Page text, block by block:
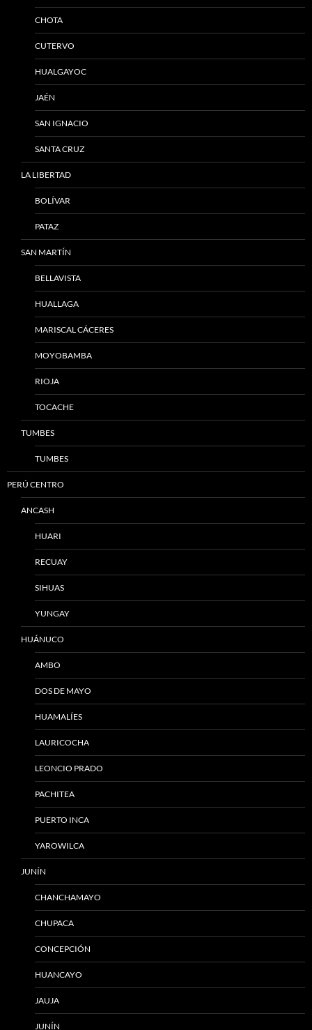
CHOTA
CUTERVO
HUALGAYOC
JAÉN
SAN IGNACIO
SANTA CRUZ
LA LIBERTAD
BOLÍVAR
PATAZ
SAN MARTÍN
BELLAVISTA
HUALLAGA
MARISCAL CÁCERES
MOYOBAMBA
RIOJA
TOCACHE
TUMBES
TUMBES
PERÚ CENTRO
ANCASH
HUARI
RECUAY
SIHUAS
YUNGAY
HUÁNUCO
AMBO
DOS DE MAYO
HUAMALÍES
LAURICOCHA
LEONCIO PRADO
PACHITEA
PUERTO INCA
YAROWILCA
JUNÍN
CHANCHAMAYO
CHUPACA
CONCEPCIÓN
HUANCAYO
JAUJA
JUNÍN